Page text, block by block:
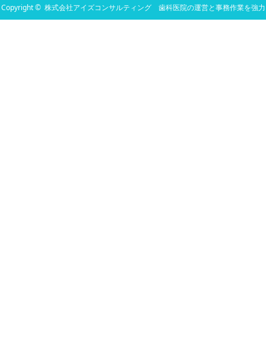
Copyright © 株式会社アイズコンサルティング 歯科医院の運営と事務作業を強力